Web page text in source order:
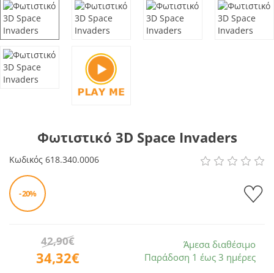
Φωτιστικό 3D Space Invaders
Κωδικός 618.340.0006
- 20%
34,32€
42,90€
Άμεσα διαθέσιμο
Παράδοση 1 έως 3 ημέρες